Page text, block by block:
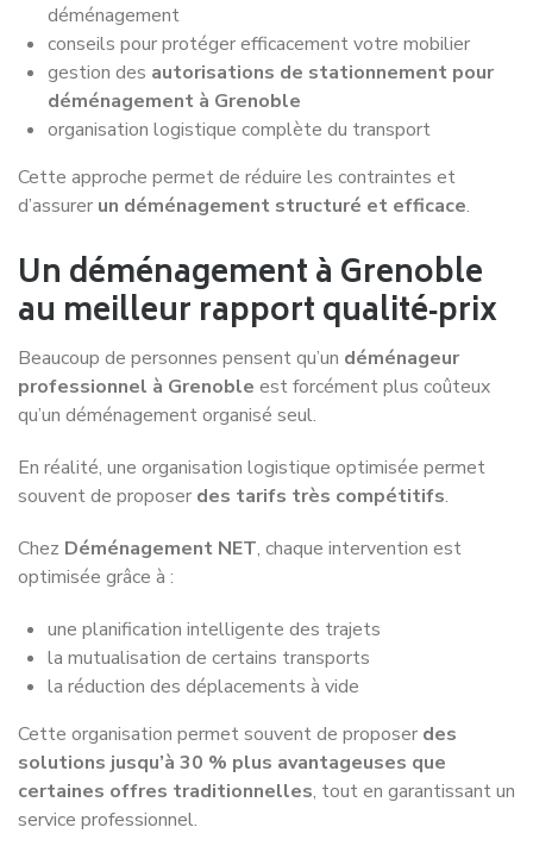
Vénissieux
Service de déménagement à
Vienne
Service de déménagement à
Villefranche-sur-Saône
Service de déménagement à
Villeurbanne
DEMENAGEZ A MARSEILLE A PRIX